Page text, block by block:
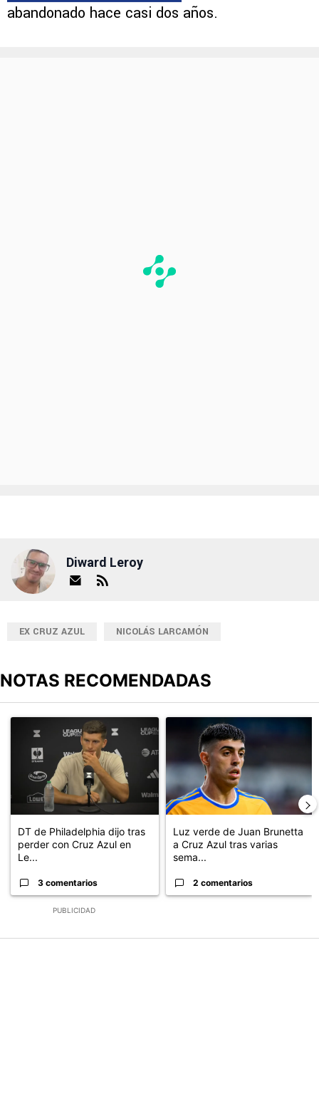
abandonado hace casi dos años.
Diward Leroy
EX CRUZ AZUL NICOLÁS LARCAMÓN
NOTAS RECOMENDADAS
PUBLICIDAD
Un artículo de tendencia con el título "DT de Philadelphia dijo
DT de Philadelphia dijo tras
perder con Cruz Azul en
Le...
3 comentarios
Un artículo de tendencia con
Luz verde de Juan Brunetta
a Cruz Azul tras varias
sema...
2 comentarios